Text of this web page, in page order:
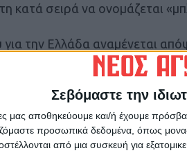
Σεβόμαστε την
μας αποθηκεύουμε και/ή έχουμε
προσωπικά δεδομένα, όπως
από μια συσκευή για
κατά σειρά να ονομάζεται
την Ελλάδα αναμένεται
ότι το φεγγάρι θα φαίνεται
της αποψινής νύχτας όσο
στο βόρειο ημισφαίριο η
σε αντίθεση με το νότιο